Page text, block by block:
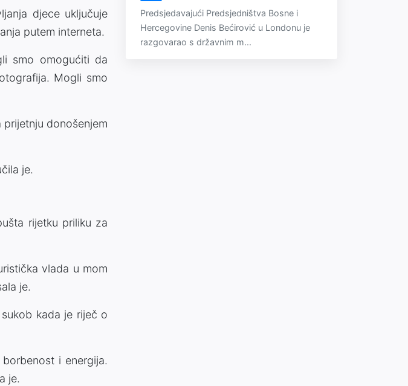
djece uključuje
putem interneta.
smo omogućiti da
Mogli smo
donošenjem
je.
rijetku priliku za
vlada u mom
je.
kada je riječ o
i energija.
je.
Predsjedavajući Predsjedništva Bosne i
Hercegovine Denis Bećirović u Londonu je
razgovarao s državnim m...